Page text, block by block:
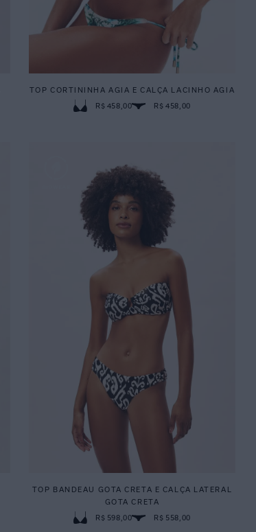
TOP CORTININHA AGIA E CALÇA LACINHO AGIA
R$ 458,00
R$ 458,00
TOP BANDEAU GOTA CRETA E CALÇA LATERAL
GOTA CRETA
R$ 598,00
R$ 558,00